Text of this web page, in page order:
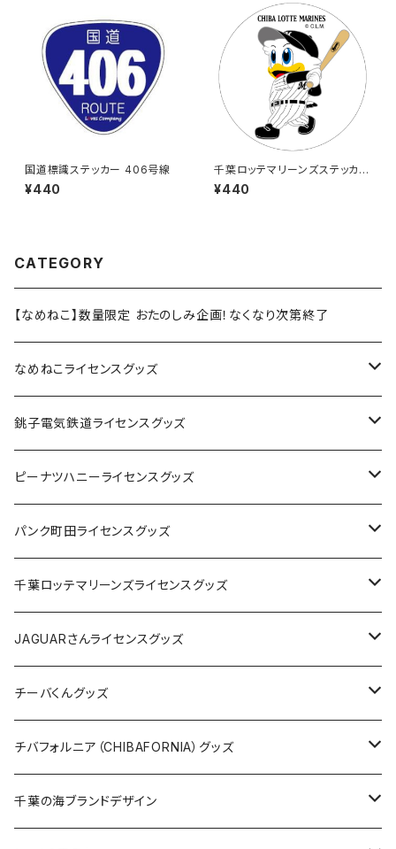
国道標識ステッカー 406号線
¥440
千葉ロッテマリーンズステッカー
8
¥440
CATEGORY
【なめねこ】数量限定 おたのしみ企画！なくなり次第終了
なめねこライセンスグッズ
Tシャツ
キャップ
ステッカー
缶バッジ
ホテルキーホルダー
銚子電気鉄道ライセンスグッズ
ステッカー
缶バッジ
アクリルキーホルダー
ホテルキーホルダー
クリアファイル
Tシャツ
キャップ
ピーナツハニーライセンスグッズ
Tシャツ
キャップ
バッグ
ステッカー
缶バッジ
キーホルダー
パンク町田ライセンスグッズ
Tシャツ
キャップ
バッグ
ステッカー
缶バッジ
千葉ロッテマリーンズライセンスグッズ
ステッカー
ステッカー
ステッカー大
缶バッジ
缶バッジ32mm
缶バッジ54mm
エコバッグ
JAGUARさんコラボグッズ
JAGUARさんライセンスグッズ
Tシャツ
ステッカー
缶バッジ
チーバくんグッズ
Tシャツ
キャップ
チバフォルニア（CHIBAFORNIA）グッズ
Tシャツ
千葉の海ブランドデザイン